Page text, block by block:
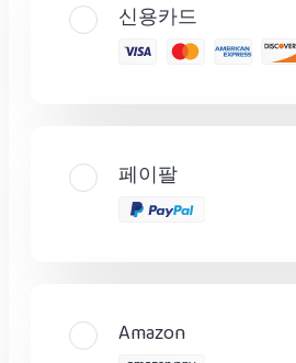
신용카드
페이팔
Amazon